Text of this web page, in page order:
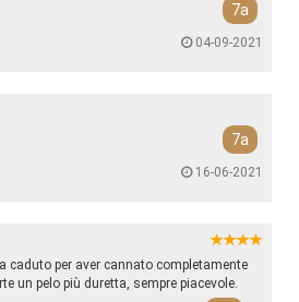
7a
04-09-2021
7a
16-06-2021
caduto per aver cannato completamente
un pelo più duretta, sempre piacevole.